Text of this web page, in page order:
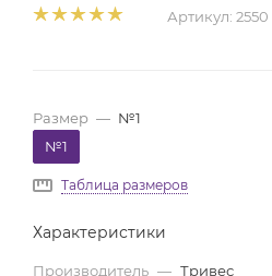
Артикул: 2550
Размер — №1
№1
Таблица размеров
Характеристики
Производитель — Тривес